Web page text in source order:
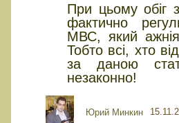
При цьому обіг
фактично
МВС, який
Тобто всі, хто
за даною
незаконно!
Юрий Минкин